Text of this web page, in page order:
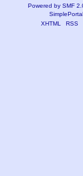
Powered by SMF
XHTML
RSS